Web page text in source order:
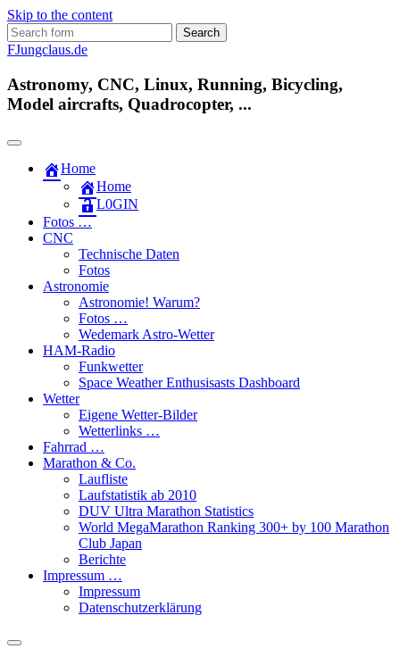
Skip to the content
Search
for:
FJungclaus.de
Astronomy, CNC, Linux, Running, Bicycling,
Model aircrafts, Quadrocopter, ...
Home
Home
L​0​​GIN
Fotos …
CNC
Technische Daten
Fotos
Astronomie
Astronomie! Warum?
Fotos …
Wedemark Astro-Wetter
HAM-Radio
Funkwetter
Space Weather Enthusisasts Dashboard
Wetter
Eigene Wetter-Bilder
Wetterlinks …
Fahrrad …
Marathon & Co.
Laufliste
Laufstatistik ab 2010
DUV Ultra Marathon Statistics
World MegaMarathon Ranking 300+ by 100 Marathon
Club Japan
Berichte
Impressum …
Impressum
Datenschutzerklärung
Toggle